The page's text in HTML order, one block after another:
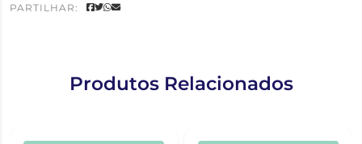
PARTILHAR:
Produtos Relacionados